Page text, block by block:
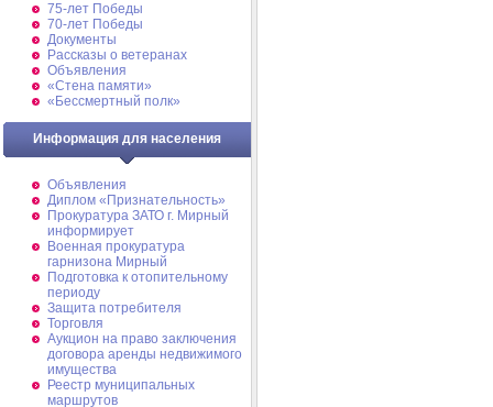
75-лет Победы
70-лет Победы
Документы
Рассказы о ветеранах
Объявления
«Стена памяти»
«Бессмертный полк»
Информация для населения
Объявления
Диплом «Признательность»
Прокуратура ЗАТО г. Мирный
информирует
Военная прокуратура
гарнизона Мирный
Подготовка к отопительному
периоду
Защита потребителя
Торговля
Аукцион на право заключения
договора аренды недвижимого
имущества
Реестр муниципальных
маршрутов